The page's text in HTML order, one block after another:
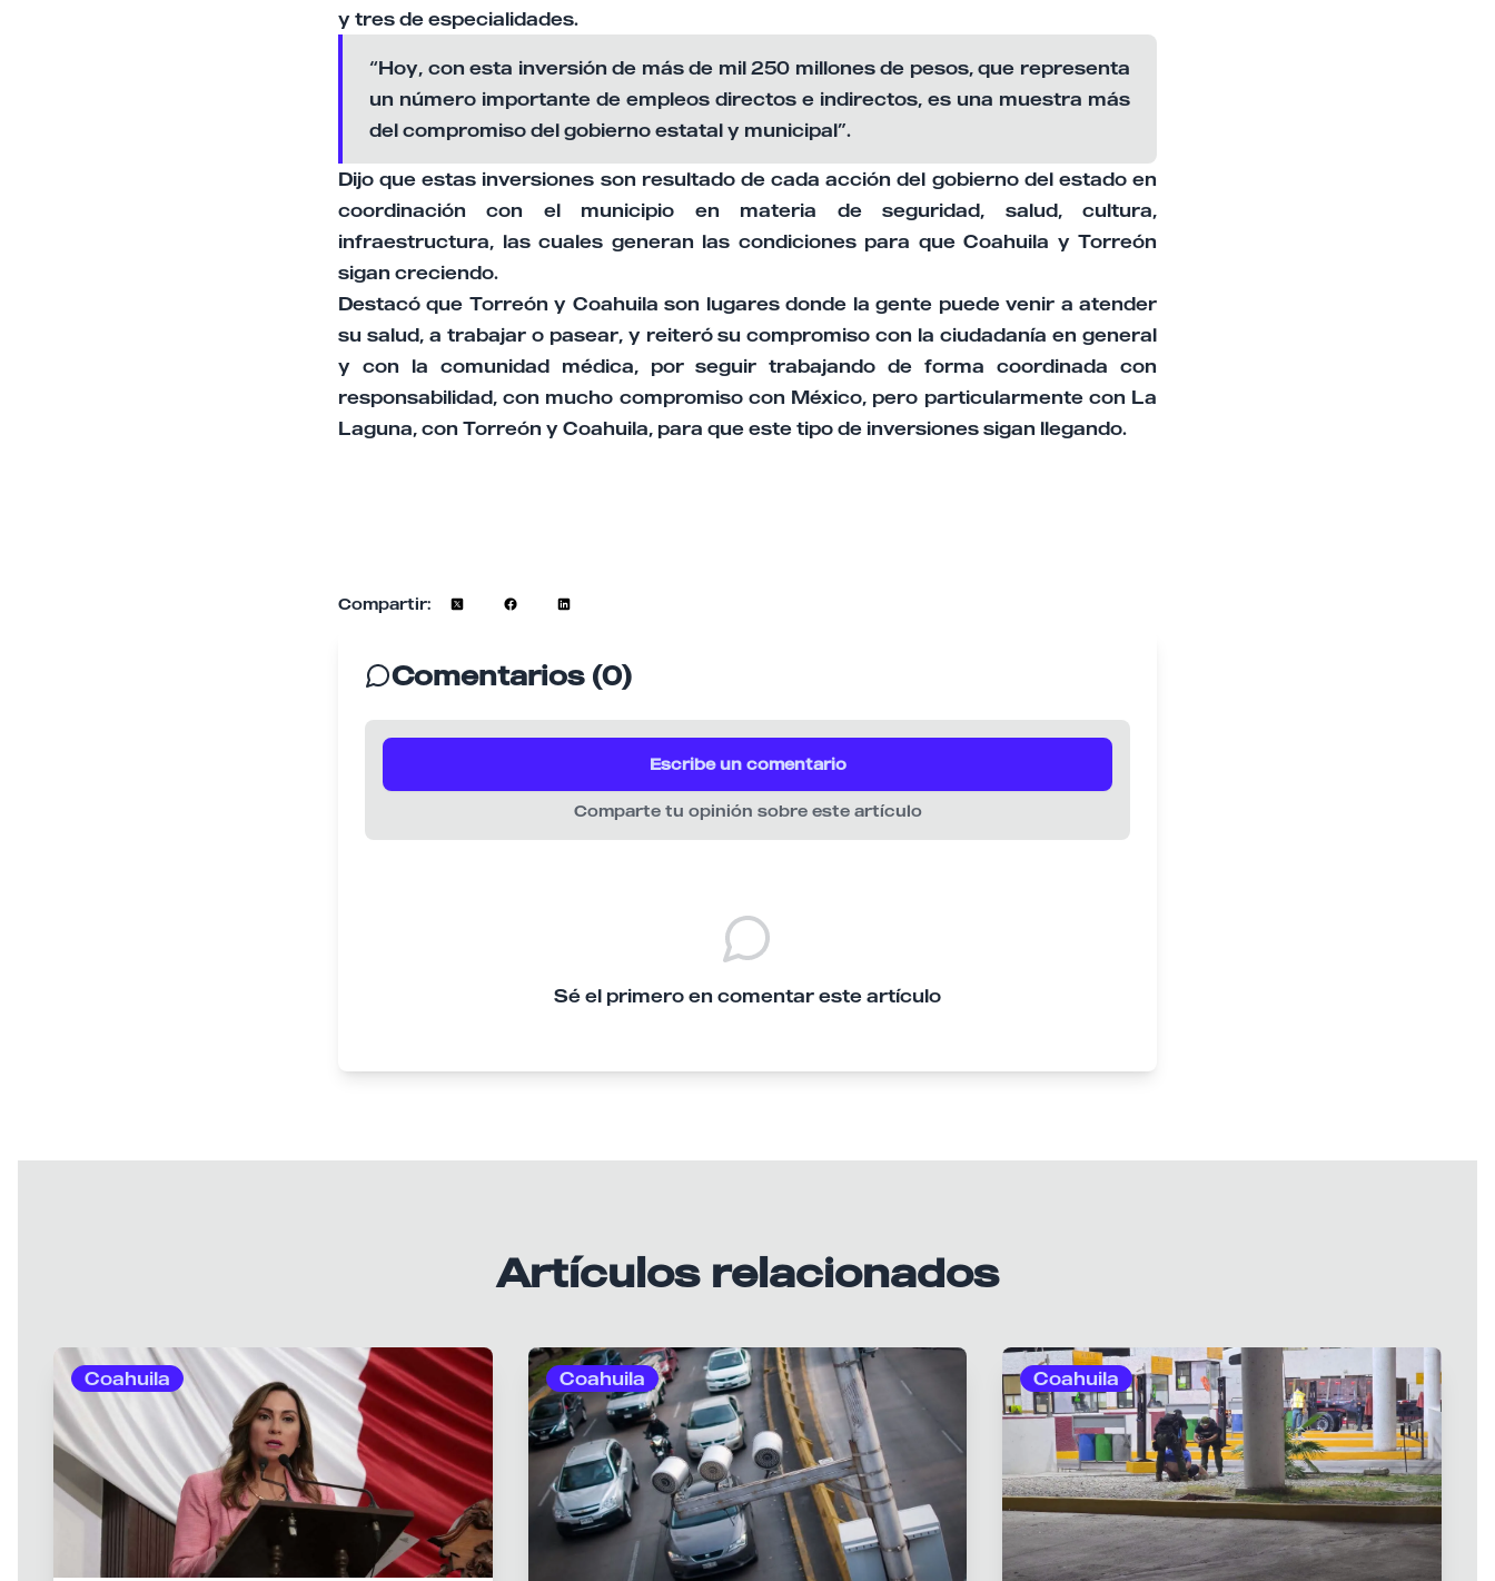
y tres de especialidades.
“Hoy, con esta inversión de más de mil 250 millones de pesos, que representa
un número importante de empleos directos e indirectos, es una muestra más
del compromiso del gobierno estatal y municipal”.
Dijo que estas inversiones son resultado de cada acción del gobierno del estado en
coordinación con el municipio en materia de seguridad, salud, cultura,
infraestructura, las cuales generan las condiciones para que Coahuila y Torreón
sigan creciendo.
Destacó que Torreón y Coahuila son lugares donde la gente puede venir a atender
su salud, a trabajar o pasear, y reiteró su compromiso con la ciudadanía en general
y con la comunidad médica, por seguir trabajando de forma coordinada con
responsabilidad, con mucho compromiso con México, pero particularmente con La
Laguna, con Torreón y Coahuila, para que este tipo de inversiones sigan llegando.
Compartir:
Comentarios (0)
Escribe un comentario
Comparte tu opinión sobre este artículo
Sé el primero en comentar este artículo
Artículos relacionados
Coahuila Coahuila Coahuila